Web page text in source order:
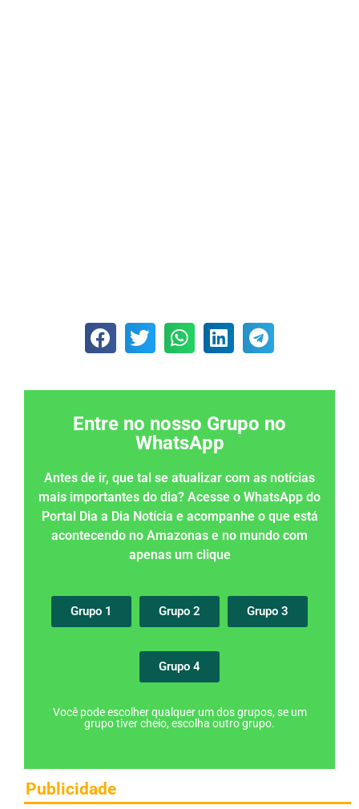
Entre no nosso Grupo no
WhatsApp
Antes de ir, que tal se atualizar com as notícias
mais importantes do dia? Acesse o WhatsApp do
Portal Dia a Dia Notícia e acompanhe o que está
acontecendo no Amazonas e no mundo com
apenas um clique
Grupo 1 Grupo 2 Grupo 3
Grupo 4
Você pode escolher qualquer um dos grupos, se um
grupo tiver cheio, escolha outro grupo.
Publicidade